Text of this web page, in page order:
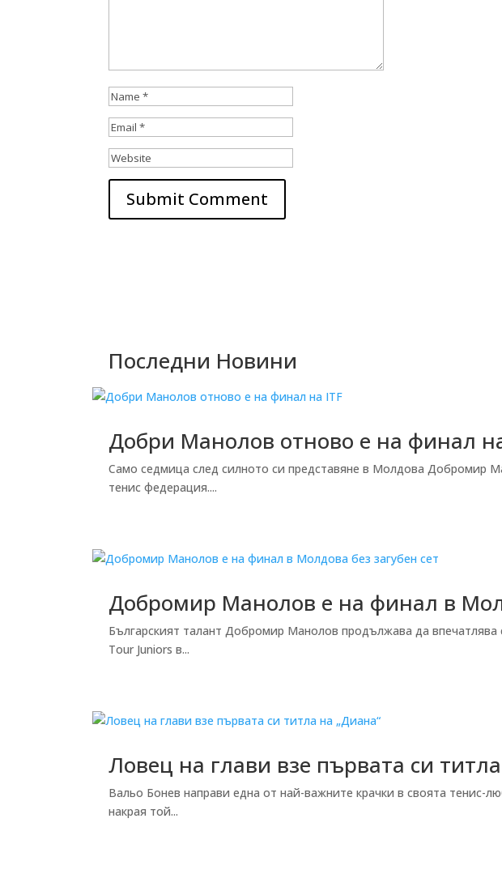
Submit Comment
Последни Новини
Добри Манолов отново е на финал
Само седмица след силното си представяне в Молдова Добромир
тенис федерация....
Добромир Манолов е на финал в
Българският талант Добромир Манолов продължава да впечатлява
Tour Juniors в...
Ловец на глави взе първата си
Вальо Бонев направи една от най-важните крачки в своята тенис-
накрая той...